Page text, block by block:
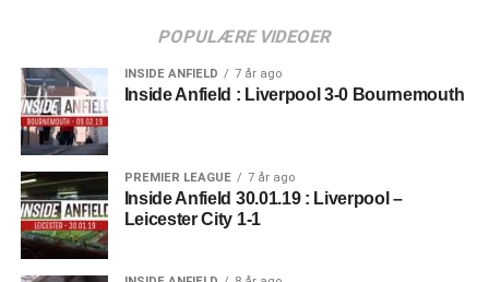
POPULÆRE VIDEOER
INSIDE ANFIELD 7 år ago
Inside Anfield : Liverpool 3-0 Bournemouth
PREMIER LEAGUE 7 år ago
Inside Anfield 30.01.19 : Liverpool –
Leicester City 1-1